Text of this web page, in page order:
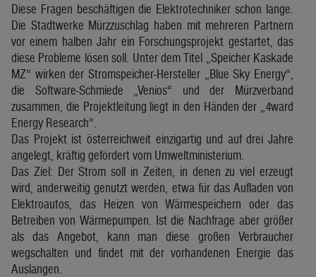
Diese Fragen beschäftigen die Elektrotechniker schon lange.
Die Stadtwerke Mürzzuschlag haben mit mehreren Partnern
vor einem halben Jahr ein Forschungsprojekt gestartet, das
diese Probleme lösen soll. Unter dem Titel „Speicher Kaskade
MZ“ wirken der Stromspeicher-Hersteller „Blue Sky Energy“,
die Software-Schmiede „Venios“ und der Mürzverband
zusammen, die Projektleitung liegt in den Händen der „4ward
Energy Research“.
Das Projekt ist österreichweit einzigartig und auf drei Jahre
angelegt, kräftig gefördert vom Umweltministerium.
Das Ziel: Der Strom soll in Zeiten, in denen zu viel erzeugt
wird, anderweitig genutzt werden, etwa für das Aufladen von
Elektroautos, das Heizen von Wärmespeichern oder das
Betreiben von Wärmepumpen. Ist die Nachfrage aber größer
als das Angebot, kann man diese großen Verbraucher
wegschalten und findet mit der vorhandenen Energie das
Auslangen.